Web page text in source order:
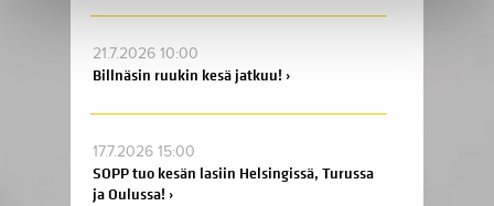
21.7.2026 10:00
Billnäsin ruukin kesä jatkuu! ›
17.7.2026 15:00
SOPP tuo kesän lasiin Helsingissä, Turussa
ja Oulussa! ›